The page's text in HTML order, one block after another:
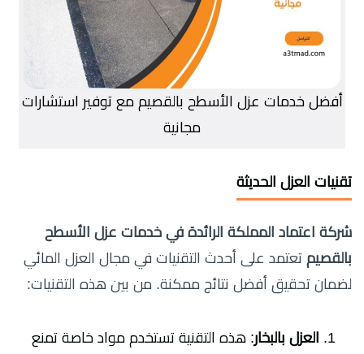
أفضل خدمات عزل الأسطح بالقصيم مع توفير استشارات
مجانية
تقنيات العزل الحديثة
شركة اعتماد المملكة الرائدة في خدمات عزل الأسطح
بالقصيم تعتمد على أحدث التقنيات في مجال العزل المائي
لضمان تحقيق أفضل نتائج ممكنة. من بين هذه التقنيات:
العزل بالبخار: هذه التقنية تستخدم مواد خاصة تمنع